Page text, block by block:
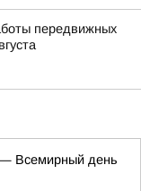
передвижных
Всемирный день